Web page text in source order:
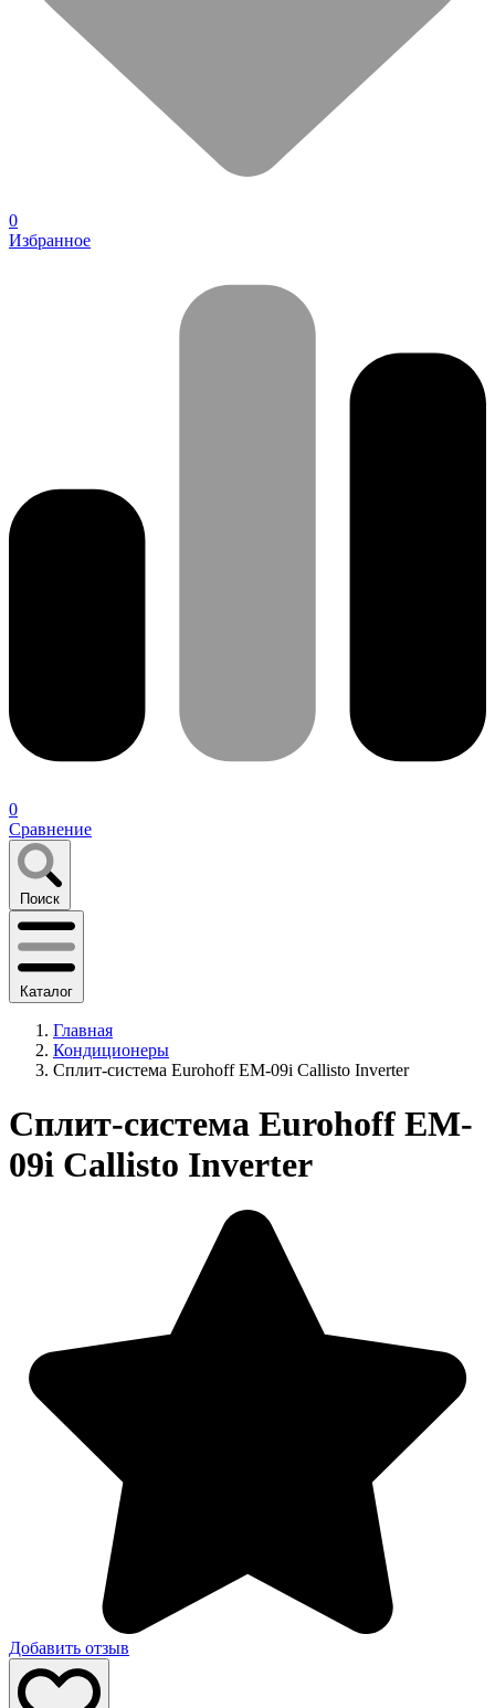
0
Избранное
0
Сравнение
Поиск
Каталог
Главная
Кондиционеры
Сплит-система Eurohoff EM-09i Callisto Inverter
Сплит-система Eurohoff EM-
09i Callisto Inverter
Добавить отзыв